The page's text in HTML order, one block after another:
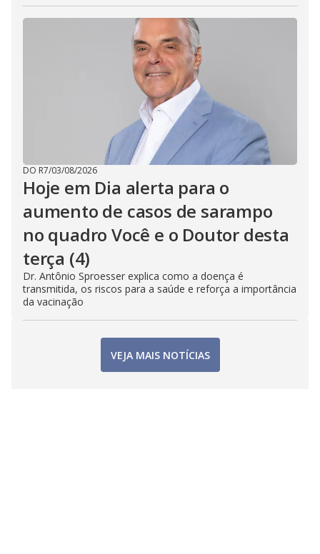
DO R7/03/08/2026
Hoje em Dia alerta para o
aumento de casos de sarampo
no quadro Você e o Doutor desta
terça (4)
Dr. Antônio Sproesser explica como a doença é
transmitida, os riscos para a saúde e reforça a importância
da vacinação
VEJA MAIS NOTÍCIAS